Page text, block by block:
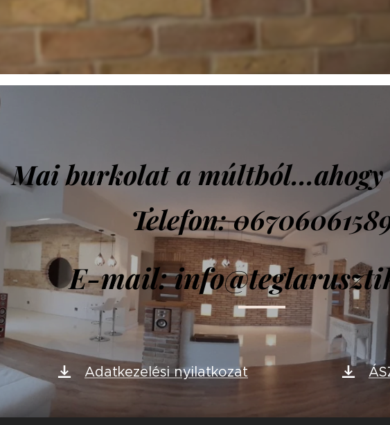
Mai burkolat a múltból...ahogy
Telefon:
E-mail:
Adatkezelési nyilatkozat